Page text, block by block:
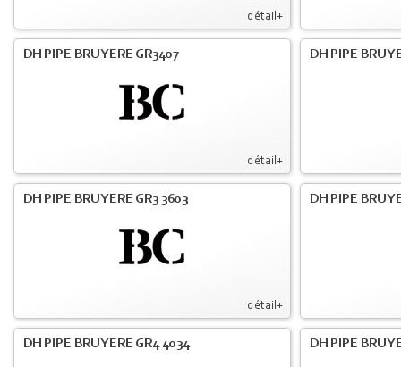
détail+
détail+
DH PIPE BRUYERE GR3407 DH PIPE
détail+
DH PIPE BRUYERE GR3 3603 DH PIPE
DH PIPE BRUYERE GR4 4034 DH PIPE